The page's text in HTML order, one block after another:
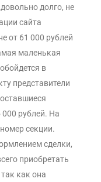
долго, не
сайта
от 61 000 рублей
маленькая
в
представители
рублей. На
секции.
сделки,
приобретать
как она